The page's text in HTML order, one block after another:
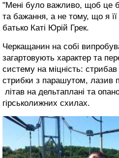
"Мені було важливо, щоб це
та бажання, а не тому, що я
батько Каті Юрій Грек.
Черкащанин на собі
загартовують характер та
систему на міцність:
стрибки з парашутом, лазив
літав на дельтаплані та
гірськолижних схилах.